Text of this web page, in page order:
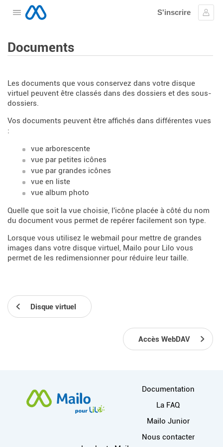
Ouvrir le menu
S'inscrire
Se
Documents
Les documents que vous conservez dans votre disque
virtuel peuvent être classés dans des dossiers et des sous-
dossiers.
Vos documents peuvent être affichés dans différentes vues
:
vue arborescente
vue par petites icônes
vue par grandes icônes
vue en liste
vue album photo
Quelle que soit la vue choisie, l'icône placée à côté du nom
du document vous permet de repérer facilement son type.
Lorsque vous utilisez le webmail pour mettre de grandes
images dans votre disque virtuel, Mailo pour Lilo vous
permet de les redimensionner pour réduire leur taille.
Disque virtuel
Accès WebDAV
Plus d'informations
Documentation
La FAQ
Mailo Junior
Nous contacter